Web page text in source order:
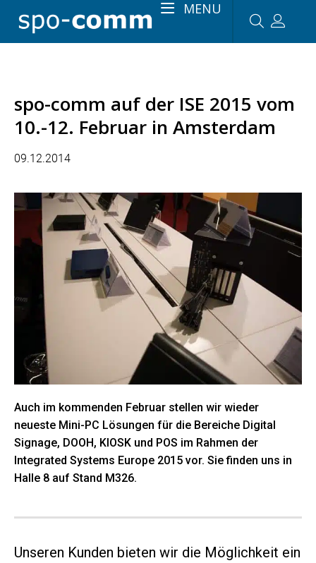
MENU
spo-comm auf der ISE 2015 vom
10.-12. Februar in Amsterdam
09.12.2014
Auch im kommenden Februar stellen wir wieder
neueste Mini-PC Lösungen für die Bereiche Digital
Signage, DOOH, KIOSK und POS im Rahmen der
Integrated Systems Europe 2015 vor. Sie finden uns in
Halle 8 auf Stand M326.
Unseren Kunden bieten wir die Möglichkeit ein